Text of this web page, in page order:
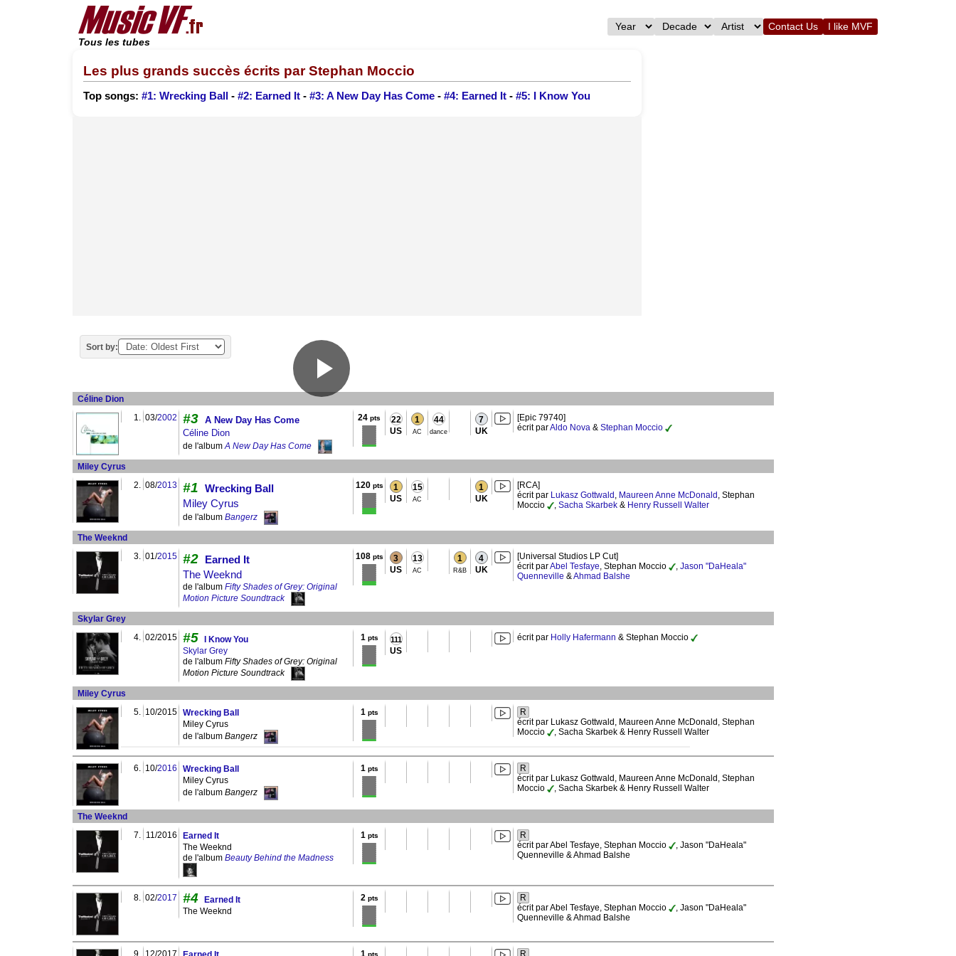
Tous les tubes
Contact Us I like MVF
Les plus grands succès écrits par Stephan Moccio
Top songs: #1: Wrecking Ball - #2: Earned It - #3: A New Day Has Come - #4: Earned It - #5: I Know You
Sort by:
Céline Dion
1. 03/2002 #3 A New Day Has Come
Céline Dion
de l'albumA New Day Has Come
24 pts 22
US
1
AC
44
dance
7
UK
[Epic 79740]
écrit parAldo Nova & Stephan Moccio
Miley Cyrus
2. 08/2013 #1 Wrecking Ball
Miley Cyrus
de l'album Bangerz
120pts 1
US
15
AC
1
UK
[RCA]
écrit par Lukasz Gottwald , Maureen Anne McDonald , Stephan
Moccio
, Sacha Skarbek & Henry Russell Walter
The Weeknd
3. 01/2015 #2 Earned It
The Weeknd
de l'album Fifty Shades of Grey: Original
Motion Picture Soundtrack
108pts 3
US
13
AC
1
R&B
4
UK
[Universal Studios LP Cut]
écrit parAbel Tesfaye, Stephan Moccio , Jason "DaHeala"
Quenneville &Ahmad Balshe
Skylar Grey
4. 02/2015 #5
I Know You
Skylar Grey
de l'album Fifty Shades of Grey: Original
Motion Picture Soundtrack
1 pts
111
US
écrit par Holly Hafermann & Stephan Moccio
Miley Cyrus
5. 10/2015 Wrecking Ball
Miley Cyrus
de l'album Bangerz
1 pts
R
écrit par Lukasz Gottwald, Maureen Anne McDonald, Stephan
Moccio
, Sacha Skarbek & Henry Russell Walter
6. 10/2016
Wrecking Ball
Miley Cyrus
de l'album Bangerz
1 pts
R
écrit par Lukasz Gottwald, Maureen Anne McDonald, Stephan
Moccio
, Sacha Skarbek & Henry Russell Walter
The Weeknd
7. 11/2016
Earned It
The Weeknd
de l'album Beauty Behind the Madness
1 pts
R
écrit par Abel Tesfaye, Stephan Moccio
, Jason "DaHeala"
Quenneville & Ahmad Balshe
8. 02/2017 #4
Earned It
The Weeknd
2 pts
R
écrit par Abel Tesfaye, Stephan Moccio
, Jason "DaHeala"
Quenneville & Ahmad Balshe
9. 12/2017 1 pts R